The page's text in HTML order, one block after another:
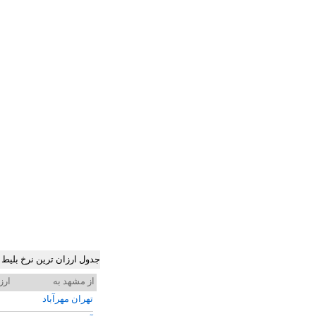
جدول ارزان ترین نرخ
از مشهد به
تهران مهرآباد